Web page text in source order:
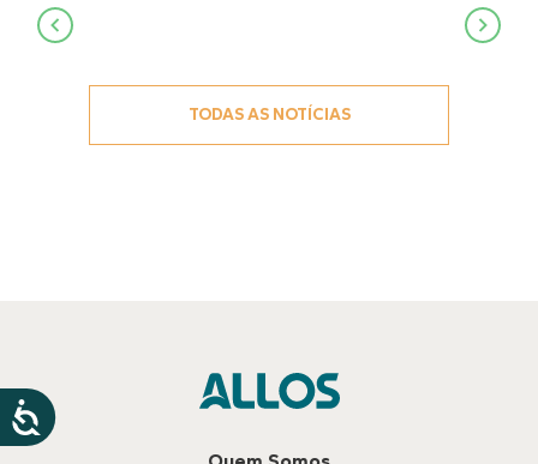
Navegação
Post
TODAS AS NOTÍCIAS